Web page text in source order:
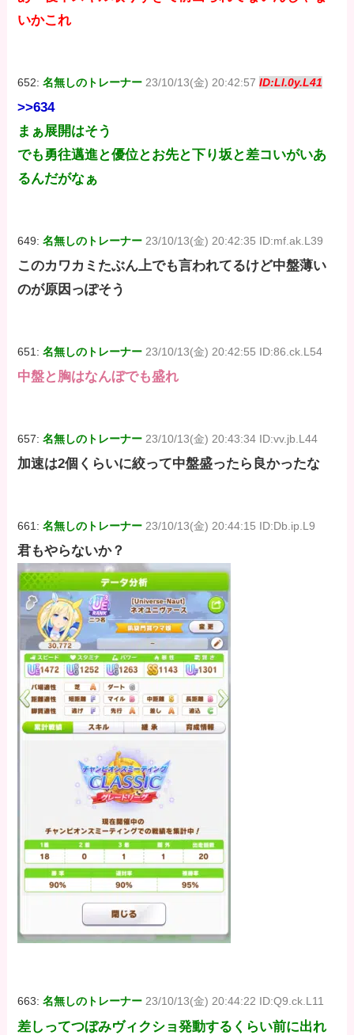
いかこれ
652:名無しのトレーナー 23/10/13(金) 20:42:57ID:Ll.0y.L41
>>634
まぁ展開はそう
でも勇往邁進と優位とお先と下り坂と差コいがいあ
るんだがなぁ
649:名無しのトレーナー 23/10/13(金) 20:42:35 ID:mf.ak.L39
このカワカミたぶん上でも言われてるけど中盤薄い
のが原因っぽそう
651:名無しのトレーナー 23/10/13(金) 20:42:55 ID:86.ck.L54
中盤と胸はなんぼでも盛れ
657:名無しのトレーナー 23/10/13(金) 20:43:34 ID:vv.jb.L44
加速は2個くらいに絞って中盤盛ったら良かったな
661:名無しのトレーナー 23/10/13(金) 20:44:15 ID:Db.ip.L9
君もやらないか？
663:名無しのトレーナー 23/10/13(金) 20:44:22 ID:Q9.ck.L11
差しってつぼみヴィクショ発動するくらい前に出れ